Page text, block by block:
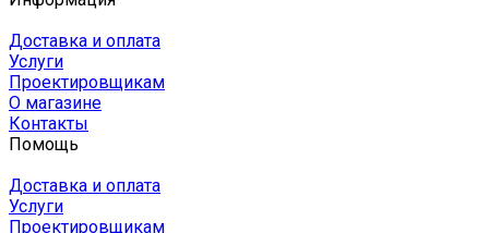
Доставка и оплата
Услуги
Проектировщикам
О магазине
Контакты
Помощь
Доставка и оплата
Услуги
Проектировщикам